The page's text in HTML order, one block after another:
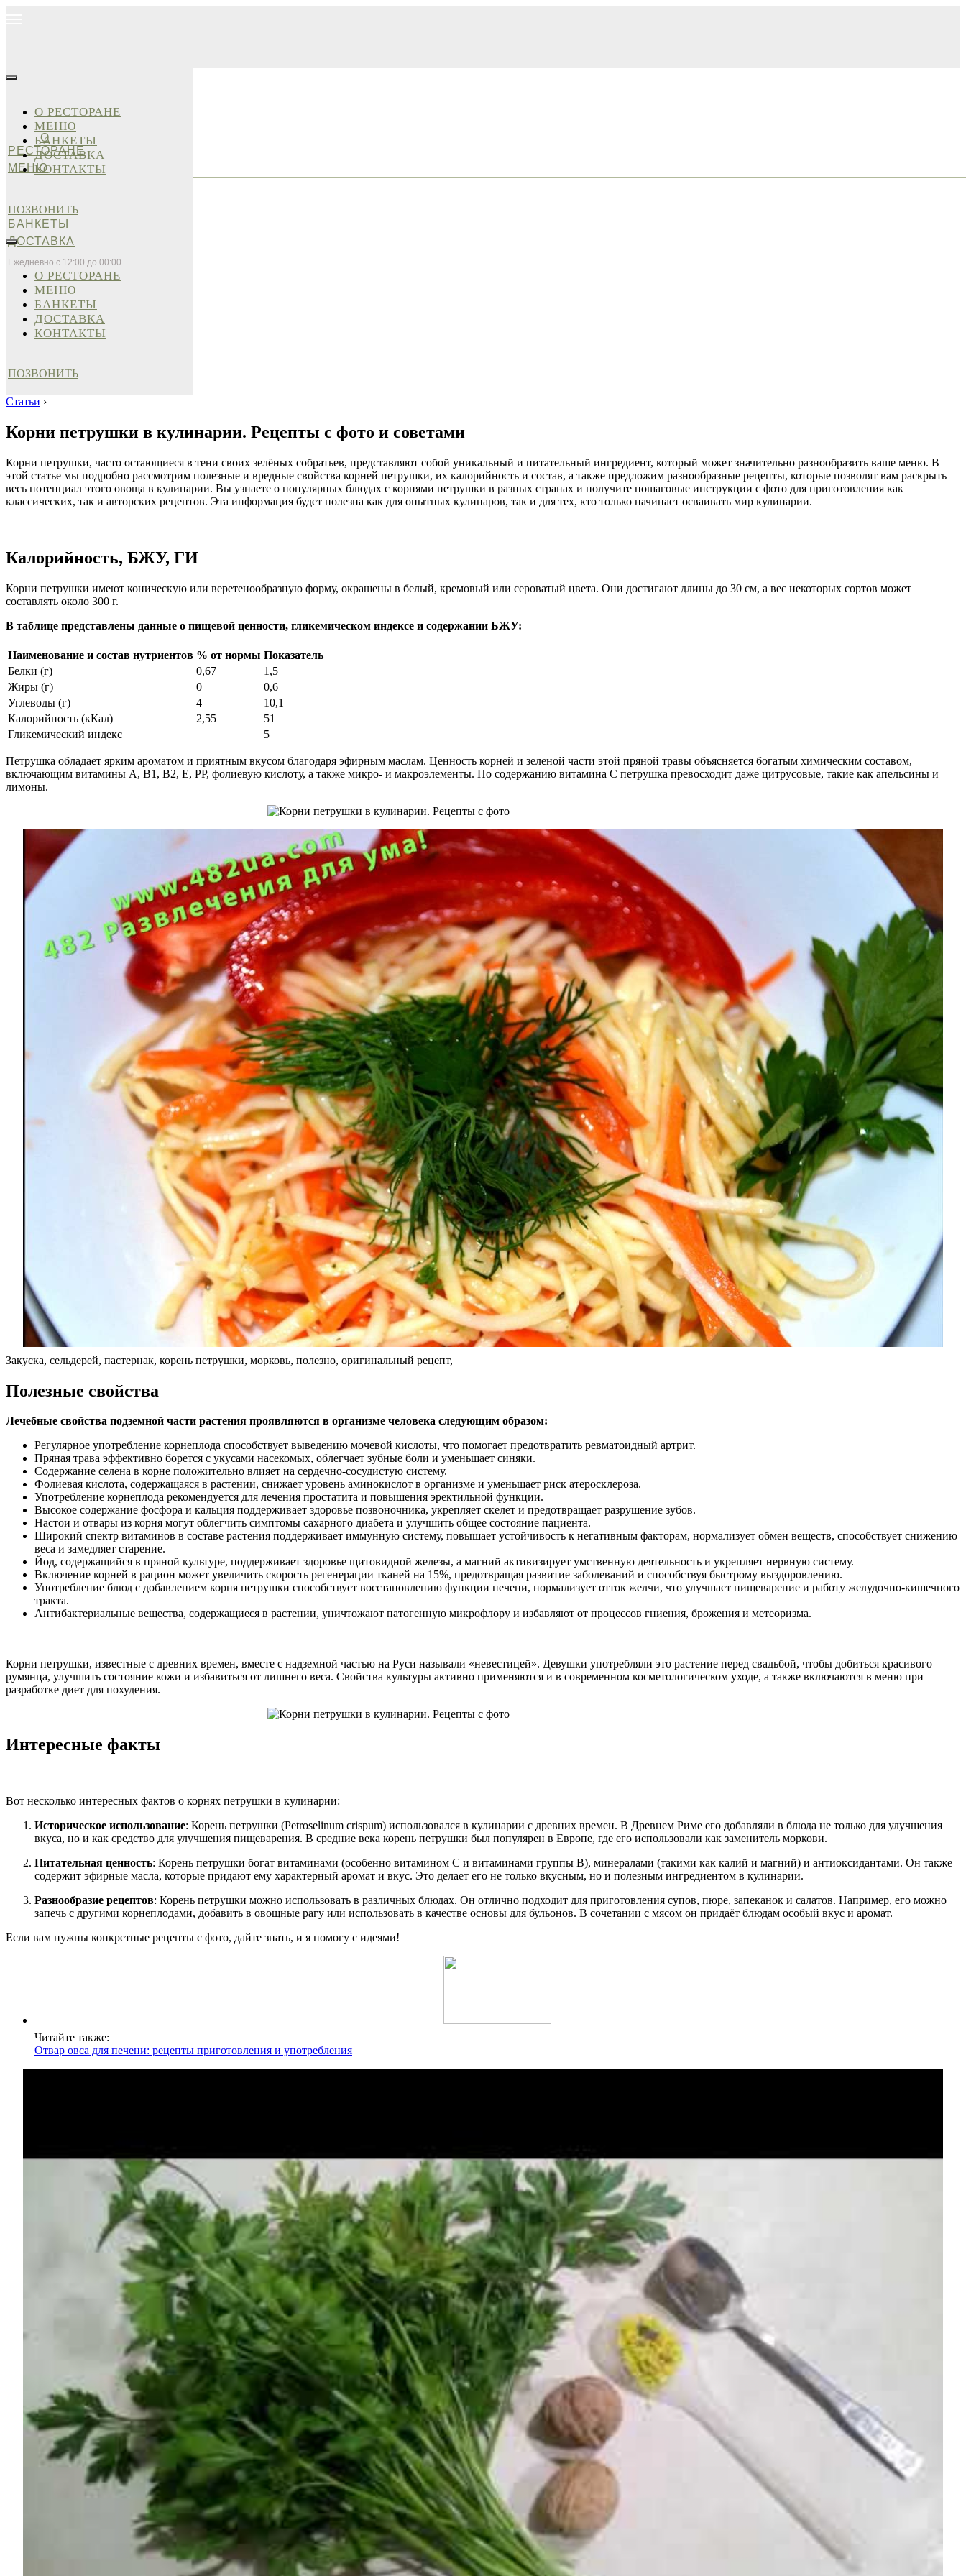
О
РЕСТОРАНЕ
МЕНЮ
БАНКЕТЫ
ДОСТАВКА
Ежедневно с 12:00 до 00:00
О РЕСТОРАНЕ
МЕНЮ
БАНКЕТЫ
ДОСТАВКА
КОНТАКТЫ
ПОЗВОНИТЬ
О РЕСТОРАНЕ
МЕНЮ
БАНКЕТЫ
ДОСТАВКА
КОНТАКТЫ
ПОЗВОНИТЬ
Статьи ›
Корни петрушки в кулинарии. Рецепты с фото и советами
Корни петрушки, часто остающиеся в тени своих зелёных собратьев, представляют собой уникальный и питательный ингредиент, который может значительно разнообразить ваше меню. В
этой статье мы подробно рассмотрим полезные и вредные свойства корней петрушки, их калорийность и состав, а также предложим разнообразные рецепты, которые позволят вам раскрыть
весь потенциал этого овоща в кулинарии. Вы узнаете о популярных блюдах с корнями петрушки в разных странах и получите пошаговые инструкции с фото для приготовления как
классических, так и авторских рецептов. Эта информация будет полезна как для опытных кулинаров, так и для тех, кто только начинает осваивать мир кулинарии.
Калорийность, БЖУ, ГИ
Корни петрушки имеют коническую или веретенообразную форму, окрашены в белый, кремовый или сероватый цвета. Они достигают длины до 30 см, а вес некоторых сортов может
составлять около 300 г.
В таблице представлены данные о пищевой ценности, гликемическом индексе и содержании БЖУ:
Наименование и состав нутриентов % от нормы Показатель
Белки (г)
0,67
1,5
Жиры (г)
0
0,6
Углеводы (г)
4
10,1
Калорийность (кКал)
2,55
51
Гликемический индекс
5
Петрушка обладает ярким ароматом и приятным вкусом благодаря эфирным маслам. Ценность корней и зеленой части этой пряной травы объясняется богатым химическим составом,
включающим витамины A, B1, B2, E, PP, фолиевую кислоту, а также микро- и макроэлементы. По содержанию витамина C петрушка превосходит даже цитрусовые, такие как апельсины и
лимоны.
Закуска, сельдерей, пастернак, корень петрушки, морковь, полезно, оригинальный рецепт,
Полезные свойства
Лечебные свойства подземной части растения проявляются в организме человека следующим образом:
Регулярное употребление корнеплода способствует выведению мочевой кислоты, что помогает предотвратить ревматоидный артрит.
Пряная трава эффективно борется с укусами насекомых, облегчает зубные боли и уменьшает синяки.
Содержание селена в корне положительно влияет на сердечно-сосудистую систему.
Фолиевая кислота, содержащаяся в растении, снижает уровень аминокислот в организме и уменьшает риск атеросклероза.
Употребление корнеплода рекомендуется для лечения простатита и повышения эректильной функции.
Высокое содержание фосфора и кальция поддерживает здоровье позвоночника, укрепляет скелет и предотвращает разрушение зубов.
Настои и отвары из корня могут облегчить симптомы сахарного диабета и улучшить общее состояние пациента.
Широкий спектр витаминов в составе растения поддерживает иммунную систему, повышает устойчивость к негативным факторам, нормализует обмен веществ, способствует снижению
веса и замедляет старение.
Йод, содержащийся в пряной культуре, поддерживает здоровье щитовидной железы, а магний активизирует умственную деятельность и укрепляет нервную систему.
Включение корней в рацион может увеличить скорость регенерации тканей на 15%, предотвращая развитие заболеваний и способствуя быстрому выздоровлению.
Употребление блюд с добавлением корня петрушки способствует восстановлению функции печени, нормализует отток желчи, что улучшает пищеварение и работу желудочно-кишечного
тракта.
Антибактериальные вещества, содержащиеся в растении, уничтожают патогенную микрофлору и избавляют от процессов гниения, брожения и метеоризма.
Корни петрушки, известные с древних времен, вместе с надземной частью на Руси называли «невестицей». Девушки употребляли это растение перед свадьбой, чтобы добиться красивого
румянца, улучшить состояние кожи и избавиться от лишнего веса. Свойства культуры активно применяются и в современном косметологическом уходе, а также включаются в меню при
разработке диет для похудения.
Интересные факты
Вот несколько интересных фактов о корнях петрушки в кулинарии:
Историческое использование: Корень петрушки (Petroselinum crispum) использовался в кулинарии с древних времен. В Древнем Риме его добавляли в блюда не только для улучшения
вкуса, но и как средство для улучшения пищеварения. В средние века корень петрушки был популярен в Европе, где его использовали как заменитель моркови.
Питательная ценность: Корень петрушки богат витаминами (особенно витамином C и витаминами группы B), минералами (такими как калий и магний) и антиоксидантами. Он также
содержит эфирные масла, которые придают ему характерный аромат и вкус. Это делает его не только вкусным, но и полезным ингредиентом в кулинарии.
Разнообразие рецептов: Корень петрушки можно использовать в различных блюдах. Он отлично подходит для приготовления супов, пюре, запеканок и салатов. Например, его можно
запечь с другими корнеплодами, добавить в овощные рагу или использовать в качестве основы для бульонов. В сочетании с мясом он придаёт блюдам особый вкус и аромат.
Если вам нужны конкретные рецепты с фото, дайте знать, и я помогу с идеями!
Читайте также:
Отвар овса для печени: рецепты приготовления и употребления